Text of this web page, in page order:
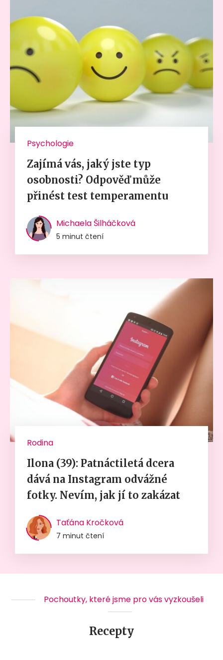
Psychologie
Zajímá vás, jaký jste typ
osobnosti? Odpověď může
přinést test temperamentu
Michaela Šilháčková
5 minut čtení
Rodina
Ilona (39): Patnáctiletá dcera
dává na Instagram odvážné
fotky. Nevím, jak jí to zakázat
Taťána Kročková
7 minut čtení
Pochoutky, které jsme pro vás vyzkoušeli
Recepty